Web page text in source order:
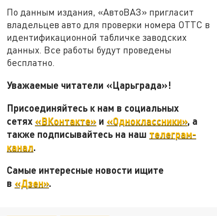
По данным издания, «АвтоВАЗ» пригласит
владельцев авто для проверки номера ОТТС в
идентификационной табличке заводских
данных. Все работы будут проведены
бесплатно.
Уважаемые читатели «Царьграда»!
Присоединяйтесь к нам в социальных
сетях «ВКонтакте» и «Одноклассники», а
также подписывайтесь на наш телеграм-
канал.
Самые интересные новости ищите
в «Дзен».